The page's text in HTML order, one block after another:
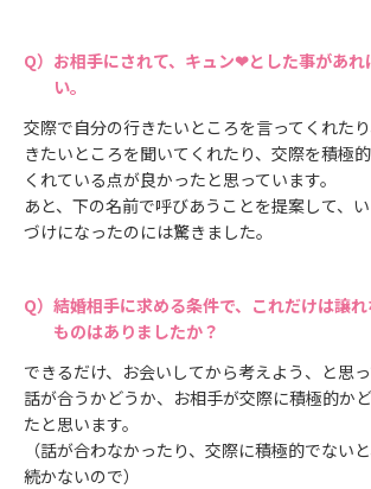
お相手にされて、キュン❤とした事があれ
い。
交際で自分の行きたいところを言ってくれた
きたいところを聞いてくれたり、交際を積極
くれている点が良かったと思っています。
あと、下の名前で呼びあうことを提案して、い
づけになったのには驚きました。
結婚相手に求める条件で、これだけは譲
ものはありましたか？
できるだけ、お会いしてから考えよう、と思っ
話が合うかどうか、お相手が交際に積極的か
たと思います。
（話が合わなかったり、交際に積極的でない
続かないので）